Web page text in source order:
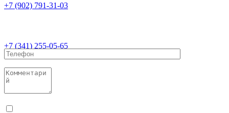
+7 (902) 791-31-03
+7 (341) 255-05-65